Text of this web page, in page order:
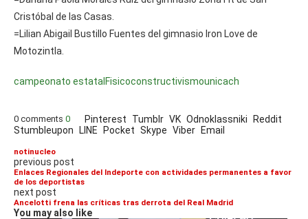
Cristóbal de las Casas.
=Lilian Abigail Bustillo Fuentes del gimnasio Iron Love de
Motozintla.
campeonato estatalFisicoconstructivismounicach
0 comments 0 Pinterest Tumblr VK Odnoklassniki Reddit
Stumbleupon LINE Pocket Skype Viber Email
notinucleo
previous post
Enlaces Regionales del Indeporte con actividades permanentes a favor
de los deportistas
next post
Ancelotti frena las críticas tras derrota del Real Madrid
You may also like